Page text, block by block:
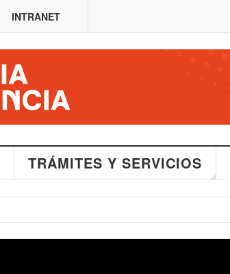
INTRANET
TRÁMITES Y SERVICIOS